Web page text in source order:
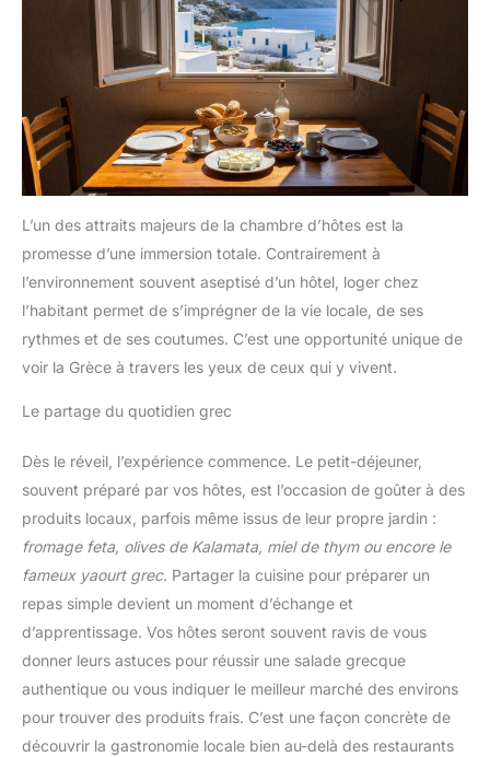
L’un des attraits majeurs de la chambre d’hôtes est la
promesse d’une immersion totale. Contrairement à
l’environnement souvent aseptisé d’un hôtel, loger chez
l’habitant permet de s’imprégner de la vie locale, de ses
rythmes et de ses coutumes. C’est une opportunité unique de
voir la Grèce à travers les yeux de ceux qui y vivent.
Le partage du quotidien grec
Dès le réveil, l’expérience commence. Le petit-déjeuner,
souvent préparé par vos hôtes, est l’occasion de goûter à des
produits locaux, parfois même issus de leur propre jardin :
fromage feta, olives de Kalamata, miel de thym ou encore le
fameux yaourt grec. Partager la cuisine pour préparer un
repas simple devient un moment d’échange et
d’apprentissage. Vos hôtes seront souvent ravis de vous
donner leurs astuces pour réussir une salade grecque
authentique ou vous indiquer le meilleur marché des environs
pour trouver des produits frais. C’est une façon concrète de
découvrir la gastronomie locale bien au-delà des restaurants